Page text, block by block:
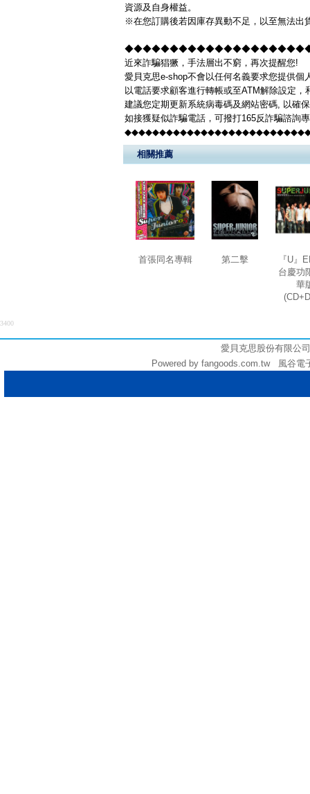
資源及自身權益。
※在您訂購後若因庫存異動不足，以至無法出
◆◆◆◆◆◆◆◆◆◆◆◆◆◆◆◆◆◆◆◆◆◆◆◆
近來詐騙猖獗，手法層出不窮，再次提醒您!
愛貝克思e-shop不會以任何名義要求您提供個
以電話要求顧客進行轉帳或至ATM解除設定
建議您定期更新系統病毒碼及網站密碼, 以確
如接獲疑似詐騙電話，可撥打165反詐騙諮詢
相關推薦
首張同名專輯 第二擊
『U』
台慶功
華
3400
愛貝克思股份有限
Powered by fangoods.com.tw 風谷電子商